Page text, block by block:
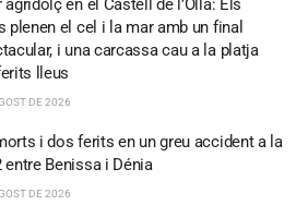
plenen el cel i la mar amb un final
i una carcassa cau a la platja
lleus
DE 2026
i dos ferits en un greu accident a la
entre Benissa i Dénia
DE 2026